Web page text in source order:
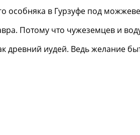
особняка в Гурзуфе под
Потому что чужеземцев и
древний иудей. Ведь желание